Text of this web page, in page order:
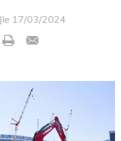
|le 17/03/2024